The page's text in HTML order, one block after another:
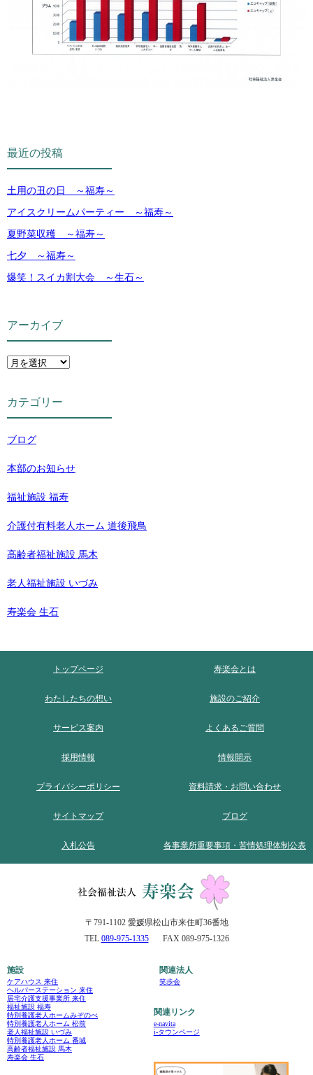
最近の投稿
土用の丑の日 ～福寿～
アイスクリームパーティー ～福寿～
夏野菜収穫 ～福寿～
七夕 ～福寿～
爆笑！スイカ割大会 ～生石～
アーカイブ
カテゴリー
ブログ
本部のお知らせ
福祉施設 福寿
介護付有料老人ホーム 道後飛鳥
高齢者福祉施設 馬木
老人福祉施設 いづみ
寿楽会 生石
トップページ 寿楽会とは
わたしたちの想い 施設のご紹介
サービス案内 よくあるご質問
採用情報 情報開示
プライバシーポリシー 資料請求・お問い合わせ
サイトマップ ブログ
入札公告 各事業所重要事項・苦情処理体制公表
〒791-1102 愛媛県松山市来住町36番地
TEL 089-975-1335 FAX 089-975-1326
施設
ケアハウス 来住
ヘルパーステーション 来住
居宅介護支援事業所 来住
福祉施設 福寿
特別養護老人ホームみぞのべ
特別養護老人ホーム 松前
老人福祉施設 いづみ
特別養護老人ホーム 番城
高齢者福祉施設 馬木
寿楽会 生石
関連法人
笑歩会
関連リンク
e-navita
i-タウンページ